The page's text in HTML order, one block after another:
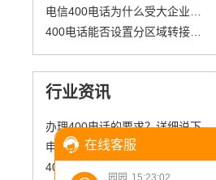
行业资讯
办理400电话的要求？详细说下
申请400电话号码需要哪些材料